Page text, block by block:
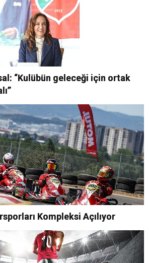
“Kulübün geleceği için ortak
Kompleksi Açılıyor